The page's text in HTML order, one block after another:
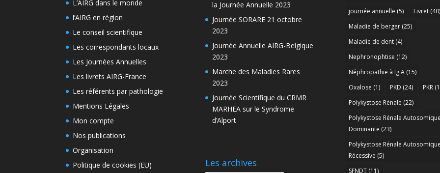
L’AIRG dans le monde
l’AIRG en région
Le conseil scientifique
Les correspondants locaux
Les Journées Annuelles
Les livrets AIRG-France
Les référents par pathologie
Mentions Légales
Mon compte
Nos publications
Organisation
Politique de cookies (EU)
la Journée Annuelle 2023
Journée SORARE 21 octobre
2023
Journée Annuelle AIRG-Belgique
2023
Marche des Maladies Rares
2023
Journée Scientifique du CRMR
MARHEA sur le Syndrome
d’Alport
Les archives
journée annuelle (5) Livret(40)
Maladie de berger(25)
Maladie de dent(4)
Nephronophtise (12)
Néphropathie à Ig A(15)
Oxalose (1) PKD (24) PKR
Polykystose Rénale (22)
Polykystose Rénale Autosomique
Dominante (23)
Polykystose Rénale Autosomique
Récessive (5)
SFNDT(11)